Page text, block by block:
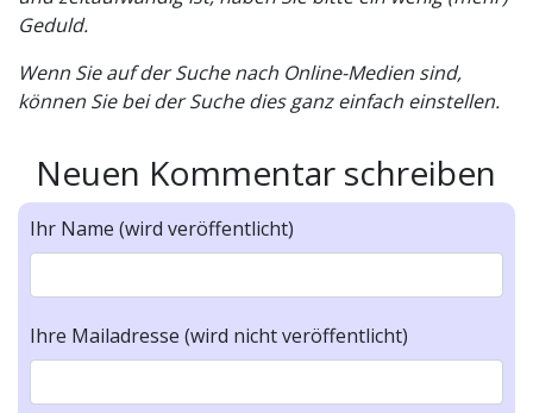
Geduld.
Wenn Sie auf der Suche nach Online-Medien sind,
können Sie bei der Suche dies ganz einfach einstellen.
Neuen Kommentar schreiben
Ihr Name (wird veröffentlicht)
Ihre Mailadresse (wird nicht veröffentlicht)